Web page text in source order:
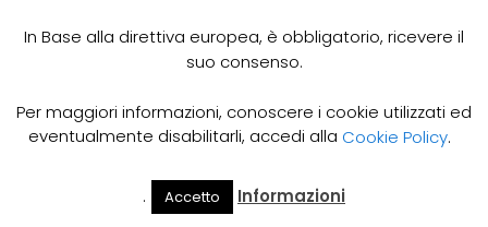
domestici. Siamo la soluzione ideale per garantirti
un ambiente pulito e sicuro per la tua famiglia.
Fasi dello Spurgo Scarichi dei
Pozzi Neri – Procedure e
Attrezzature Utilizzate
Il servizio di spurgo dei pozzi neri richiede procedure
Cerca Il Mio
In Base alla direttiva europea, è obbligatorio, ricevere il
suo consenso.
Per maggiori informazioni, conoscere i cookie utilizzati ed
eventualmente disabilitarli, accedi alla Cookie Policy.
. Accetto Informazioni